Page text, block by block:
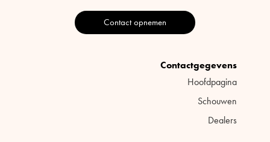
Contact opnemen
Contactgegevens
Hoofdpagina
Schouwen
Dealers